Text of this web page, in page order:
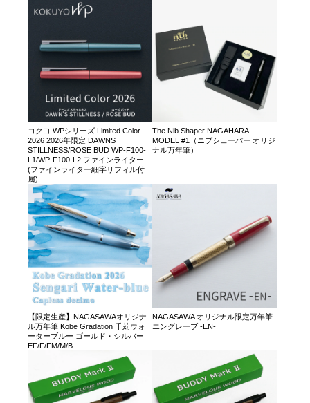
コクヨ WPシリーズ Limited Color
2026 2026年限定 DAWNS
STILLNESS/ROSE BUD WP-F100-
L1/WP-F100-L2 ファインライター
(ファインライター細字リフィル付
属)
The Nib Shaper NAGAHARA
MODEL #1（ニブシェーパー オリジ
ナル万年筆）
【限定生産】NAGASAWAオリジナ
ル万年筆 Kobe Gradation 千苅ウォ
ーターブルー ゴールド・シルバー
EF/F/FM/M/B
NAGASAWA オリジナル限定万年筆
エングレーブ -EN-